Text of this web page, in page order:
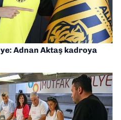
Adnan Aktaş kadroya